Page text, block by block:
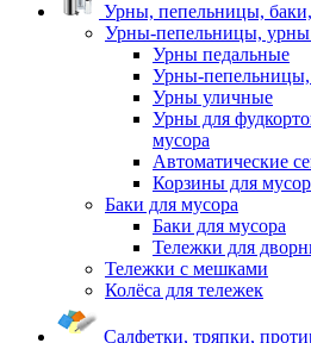
Урны, пепельницы,
Урны-пепельницы,
Урны педальные
Урны-
Урны уличные
Урны для
мусора
Автоматические
Корзины для
Баки для мусора
Баки для мусора
Тележки для
Тележки с мешками
Колёса для тележек
Салфетки, тряпки,